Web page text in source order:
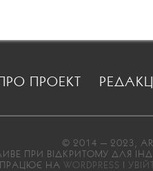
ПРОЕКТ
© 2014 — 2023,
ПРИ ВІДКРИТОМУ ДЛЯ
ПРАЦЮЄ НА WORDPRESS |